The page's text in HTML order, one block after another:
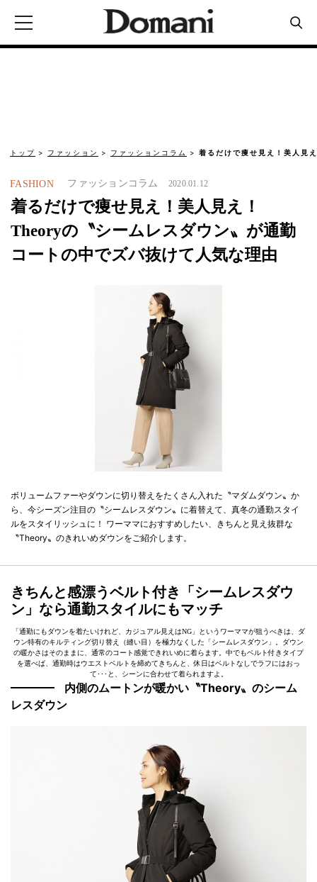
トップ ファッション ファッションコラム 着るだけで痩せ見え！美人
FASHION ファッションコラム 2020.01.12
着るだけで痩せ見え！美人見え！
Theoryの〝シームレスダウン〟が通勤
コートの中でズバ抜けて人気な理由
ボリュームファーやダウンに切り替えをたくさん入れた〝マダムダウン〟か
ら、今シーズン注目の〝シームレスダウン〟に着替えて、真冬の通勤スタイ
ルをスタイリッシュに！ ワーママにおすすめしたい、きちんと見え抜群な
〝Theory〟のきれいめダウンをご紹介します。
きちんと感漂うベルト付き「シームレスダウ
ン」なら通勤スタイルにもマッチ
「通勤にもダウンを着たいけれど、カジュアル見えはNG」というワーママが狙うべきは、ダ
ウン特有のキルティング切り替え（縫い目）を極力なくした「シームレスダウン」。ダウン
の暖かさはそのままに、通常のコート感覚できれいめに着らます。中でもベルト付きタイプ
を選べば、通勤時はウエストベルトを締めてきちんと、休日はベルトなしでラフにはおっ
て･･･と、シーンに合わせて着られますよ。
内側のムートンが暖かい〝Theory〟のシーム
レスダウン